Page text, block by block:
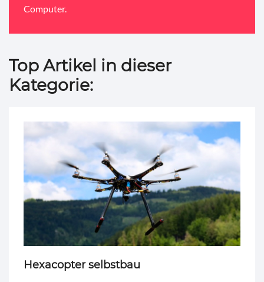
Computer.
Top Artikel in dieser
Kategorie:
Hexacopter selbstbau